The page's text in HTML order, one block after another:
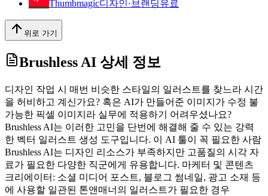
Thumbmagic디자인·브랜딩유료
위로 가기
Brushless AI 상세 정보
디자인 작업 시 매번 비슷한 스타일의 일러스트를 찾느라 시간
을 허비하고 계신가요? 혹은 AI가 만들어준 이미지가 수정 불
가능한 픽셀 이미지라 실무에 적용하기 어려우셨나요?
Brushless AI는 이러한 고민을 단번에 해결해 줄 수 있는 강력
한 벡터 일러스트 생성 도구입니다. 이 AI 툴이 꼭 필요한 사람
Brushless AI는 디자인 리소스가 부족하지만 고품질의 시각 자
료가 필요한 다양한 직군에게 유용합니다. 마케터 및 콘텐츠
크리에이터: 소셜 미디어 포스트, 블로그 썸네일, 광고 소재 등
에 사용할 일관된 톤앤매너의 일러스트가 필요한 경우